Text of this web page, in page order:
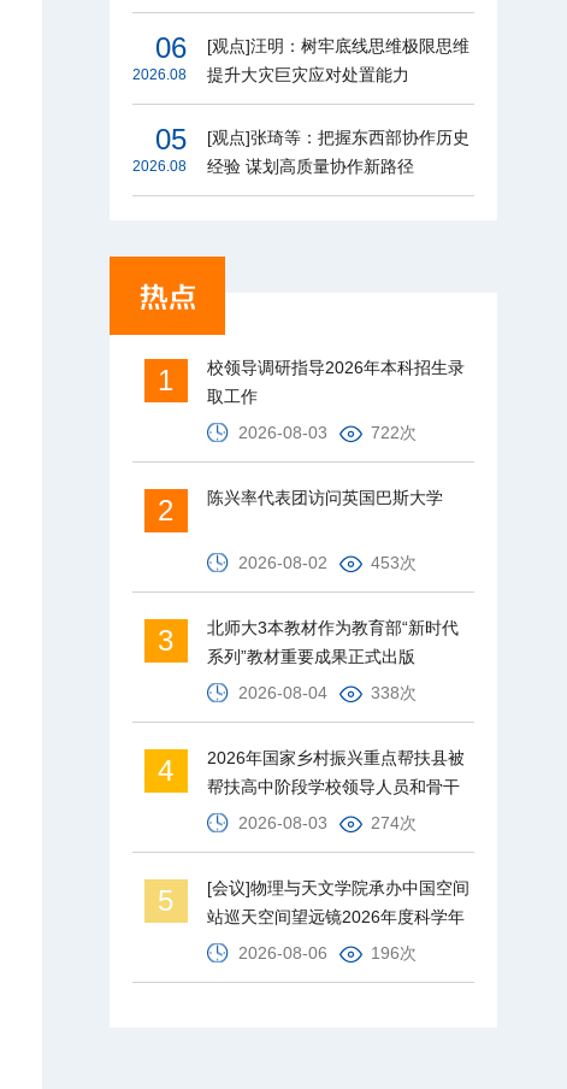
06
2026.08
[观点]汪明：树牢底线思维极限思维
提升大灾巨灾应对处置能力
05
2026.08
[观点]张琦等：把握东西部协作历史
经验 谋划高质量协作新路径
1
校领导调研指导2026年本科招生录
取工作
2026-08-03
722次
2 陈兴率代表团访问英国巴斯大学
2026-08-02 453次
3
北师大3本教材作为教育部“新时代
系列”教材重要成果正式出版
2026-08-04
338次
4
2026年国家乡村振兴重点帮扶县被
帮扶高中阶段学校领导人员和骨干
教师培训班在北京师范大学举办
2026-08-03 274次
5
[会议]物理与天文学院承办中国空间
站巡天空间望远镜2026年度科学年
会
2026-08-06 196次